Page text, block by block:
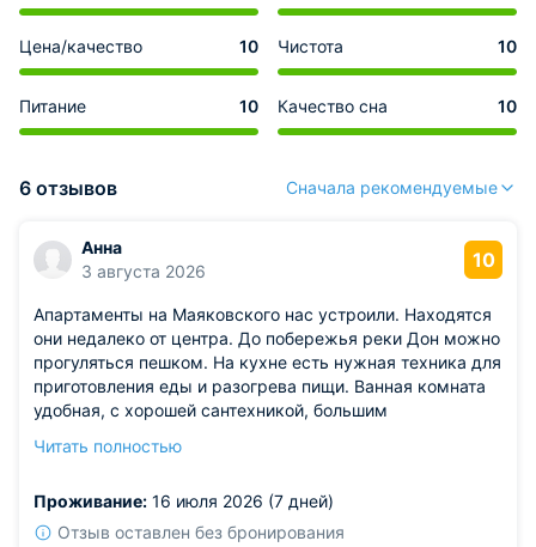
Цена/качество 10 Чистота 10
Питание 10 Качество сна 10
6 отзывов Сначала рекомендуемые
Анна
3 августа 2026
10
Апартаменты на Маяковского нас устроили. Находятся
они недалеко от центра. До побережья реки Дон можно
прогуляться пешком. На кухне есть нужная техника для
приготовления еды и разогрева пищи. Ванная комната
удобная, с хорошей сантехникой, большим
можно разместиться на дополнительном месте, если
заселились также.
Читать полностью
Проживание: 16 июля 2026 (7 дней)
Отзыв оставлен без бронирования